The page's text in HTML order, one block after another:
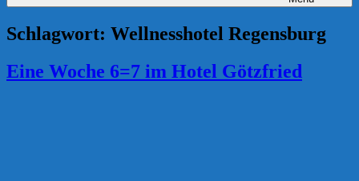
Schlagwort: Wellnesshotel Regensburg
Eine Woche 6=7 im Hotel Götzfried